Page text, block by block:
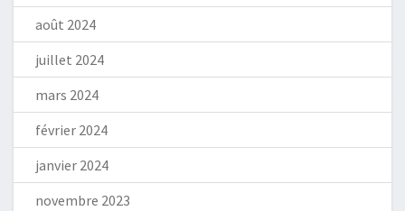
août 2024
juillet 2024
mars 2024
février 2024
janvier 2024
novembre 2023